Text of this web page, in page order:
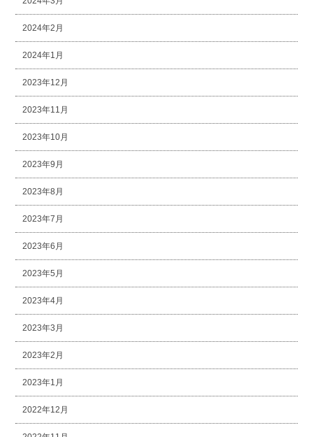
2024年2月
2024年1月
2023年12月
2023年11月
2023年10月
2023年9月
2023年8月
2023年7月
2023年6月
2023年5月
2023年4月
2023年3月
2023年2月
2023年1月
2022年12月